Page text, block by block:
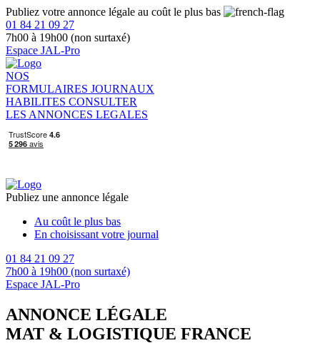
Publiez votre annonce légale au coût le plus bas
01 84 21 09 27
7h00 à 19h00 (non surtaxé)
Espace JAL-Pro
NOS
FORMULAIRES JOURNAUX
HABILITES CONSULTER
LES ANNONCES LEGALES
Publiez une annonce légale
Au coût le plus bas
En choisissant votre journal
01 84 21 09 27
7h00 à 19h00 (non surtaxé)
Espace JAL-Pro
ANNONCE LÉGALE
MAT & LOGISTIQUE FRANCE